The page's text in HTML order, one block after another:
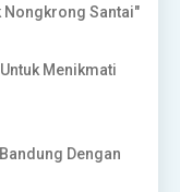
Nongkrong Santai"
Menikmati
Dengan